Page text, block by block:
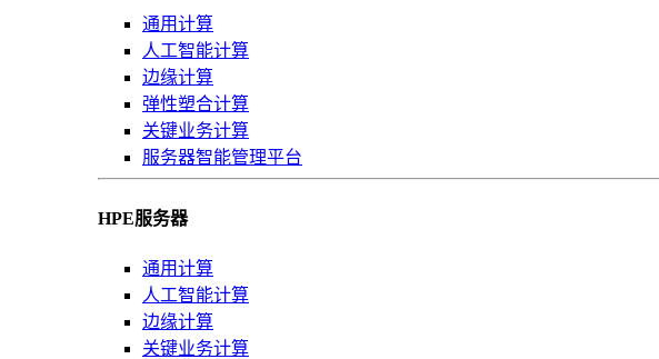
通用计算
人工智能计算
边缘计算
弹性塑合计算
关键业务计算
服务器智能管理平台
HPE服务器
通用计算
人工智能计算
边缘计算
关键业务计算